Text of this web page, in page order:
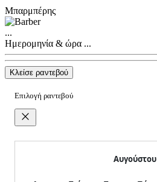
Μπαρμπέρης
...
Ημερομηνία & ώρα ...
Κλείσε ραντεβού
Επιλογή ραντεβού
Αυγούστου